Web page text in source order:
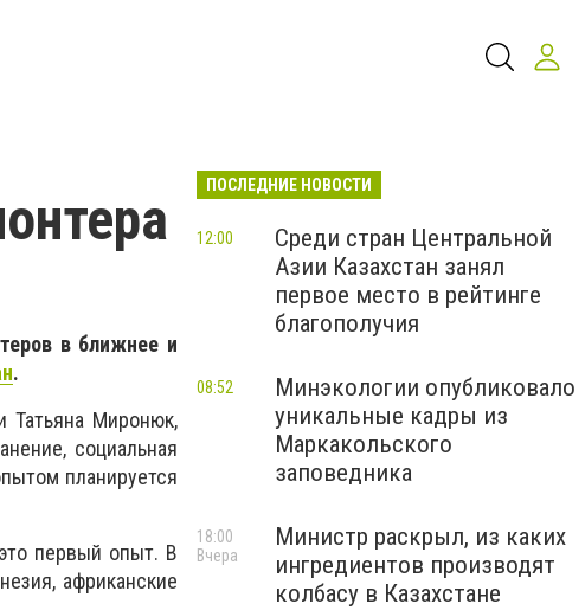
в ближнее и
.
Татьяна Миронюк,
социальная
планируется
первый опыт. В
африканские
ПОСЛЕДНИЕ НОВОСТИ
Среди стран Центральной
Азии Казахстан занял
первое место в рейтинге
благополучия
12:00
Минэкологии опубликовало
уникальные кадры из
Маркакольского
заповедника
08:52
Министр раскрыл, из каких
ингредиентов производят
колбасу в Казахстане
18:00
Вчера